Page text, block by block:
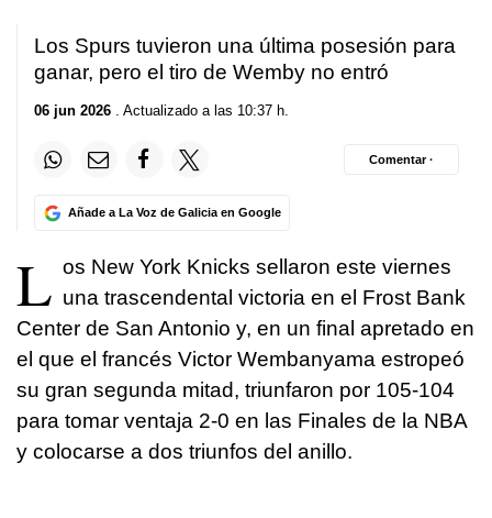
Los Spurs tuvieron una última posesión para
ganar, pero el tiro de Wemby no entró
06 jun 2026 . Actualizado a las 10:37 h.
Añade a La Voz de Galicia en Google
Comentar ·
L os New York Knicks sellaron este viernes
una trascendental victoria en el Frost Bank
Center de San Antonio y, en un final apretado en
el que el francés Victor Wembanyama estropeó
su gran segunda mitad, triunfaron por 105-104
para tomar ventaja 2-0 en las Finales de la NBA
y colocarse a dos triunfos del anillo.